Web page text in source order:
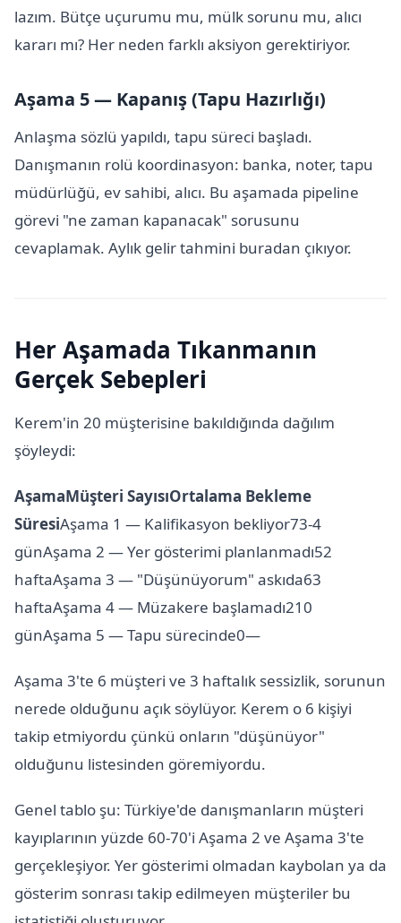
lazım. Bütçe uçurumu mu, mülk sorunu mu, alıcı
kararı mı? Her neden farklı aksiyon gerektiriyor.
Aşama 5 — Kapanış (Tapu Hazırlığı)
Anlaşma sözlü yapıldı, tapu süreci başladı.
Danışmanın rolü koordinasyon: banka, noter, tapu
müdürlüğü, ev sahibi, alıcı. Bu aşamada pipeline
görevi "ne zaman kapanacak" sorusunu
cevaplamak. Aylık gelir tahmini buradan çıkıyor.
Her Aşamada Tıkanmanın
Gerçek Sebepleri
Kerem'in 20 müşterisine bakıldığında dağılım
şöyleydi:
AşamaMüşteri SayısıOrtalama Bekleme
SüresiAşama 1 — Kalifikasyon bekliyor73-4
günAşama 2 — Yer gösterimi planlanmadı52
haftaAşama 3 — "Düşünüyorum" askıda63
haftaAşama 4 — Müzakere başlamadı210
günAşama 5 — Tapu sürecinde0—
Aşama 3'te 6 müşteri ve 3 haftalık sessizlik, sorunun
nerede olduğunu açık söylüyor. Kerem o 6 kişiyi
takip etmiyordu çünkü onların "düşünüyor"
olduğunu listesinden göremiyordu.
Genel tablo şu: Türkiye'de danışmanların müşteri
kayıplarının yüzde 60-70'i Aşama 2 ve Aşama 3'te
gerçekleşiyor. Yer gösterimi olmadan kaybolan ya da
gösterim sonrası takip edilmeyen müşteriler bu